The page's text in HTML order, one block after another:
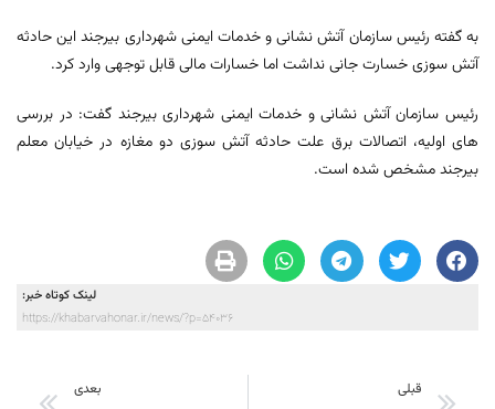
به گفته رئیس سازمان آتش نشانی و خدمات ایمنی شهرداری بیرجند این حادثه
آتش سوزی خسارت جانی نداشت اما خسارات مالی قابل توجهی وارد کرد.
رئیس سازمان آتش نشانی و خدمات ایمنی شهرداری بیرجند گفت: در بررسی
های اولیه، اتصالات برق علت حادثه آتش سوزی دو مغازه در خیابان معلم
بیرجند مشخص شده است.
لینک کوتاه خبر:
https://khabarvahonar.ir/news/?p=54036
قبلی بعدی